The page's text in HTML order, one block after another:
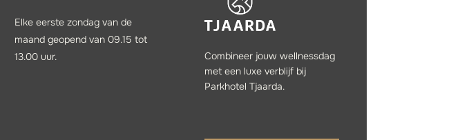
Elke eerste zondag van de
maand geopend van 09.15 tot
13.00 uur.
Combineer jouw wellnessdag
met een luxe verblijf bij
Parkhotel Tjaarda.